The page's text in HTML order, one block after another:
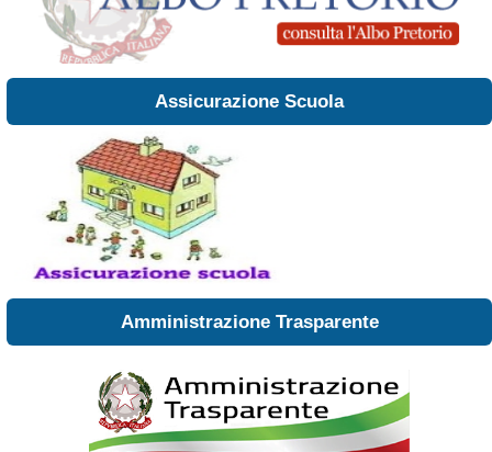
Assicurazione Scuola
Amministrazione Trasparente